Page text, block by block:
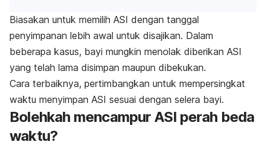
Biasakan untuk memilih ASI dengan tanggal
penyimpanan lebih awal untuk disajikan. Dalam
beberapa kasus, bayi mungkin menolak diberikan ASI
yang telah lama disimpan maupun dibekukan.
Cara terbaiknya, pertimbangkan untuk mempersingkat
waktu menyimpan ASI sesuai dengan selera bayi.
Bolehkah mencampur ASI perah beda
waktu?